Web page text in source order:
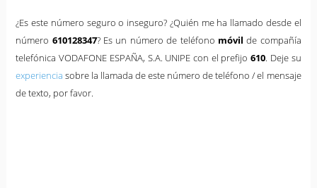
¿Es este número seguro o inseguro? ¿Quién me ha llamado desde el
número 610128347? Es un número de teléfono móvil de compañía
telefónica VODAFONE ESPAÑA, S.A. UNIPE con el prefijo610. Deje su
experiencia sobre la llamada de este número de teléfono / el mensaje
de texto, por favor.